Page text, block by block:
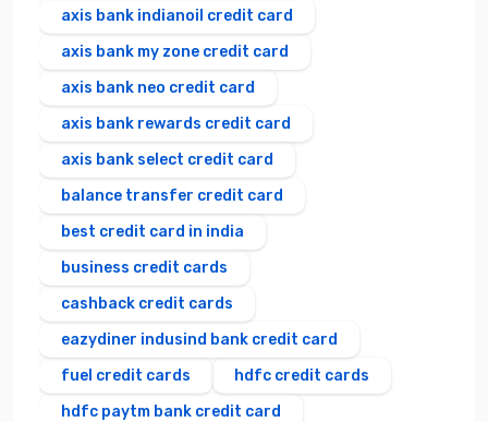
axis bank indianoil credit card
axis bank my zone credit card
axis bank neo credit card
axis bank rewards credit card
axis bank select credit card
balance transfer credit card
best credit card in india
business credit cards
cashback credit cards
eazydiner indusind bank credit card
fuel credit cards
hdfc credit cards
hdfc paytm bank credit card